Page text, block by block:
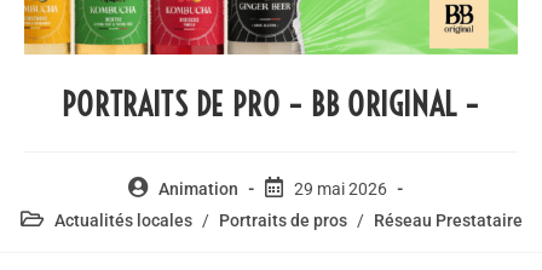
PORTRAITS DE PRO – BB ORIGINAL –
Animation
29 mai 2026
Actualités locales / Portraits de pros / Réseau Prestataire